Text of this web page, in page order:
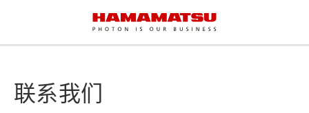
联系我们